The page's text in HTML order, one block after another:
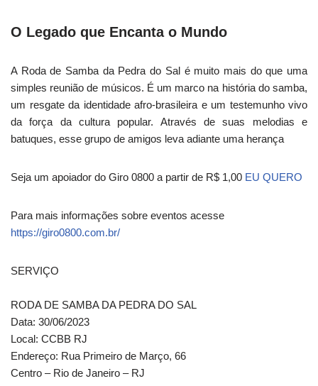
O Legado que Encanta o Mundo
A Roda de Samba da Pedra do Sal é muito mais do que uma
simples reunião de músicos. É um marco na história do samba,
um resgate da identidade afro-brasileira e um testemunho vivo
da força da cultura popular. Através de suas melodias e
batuques, esse grupo de amigos leva adiante uma herança
Seja um apoiador do Giro 0800 a partir de R$ 1,00 EU QUERO
Para mais informações sobre eventos acesse
https://giro0800.com.br/
SERVIÇO
RODA DE SAMBA DA PEDRA DO SAL
Data: 30/06/2023
Local: CCBB RJ
Endereço: Rua Primeiro de Março, 66
Centro – Rio de Janeiro – RJ